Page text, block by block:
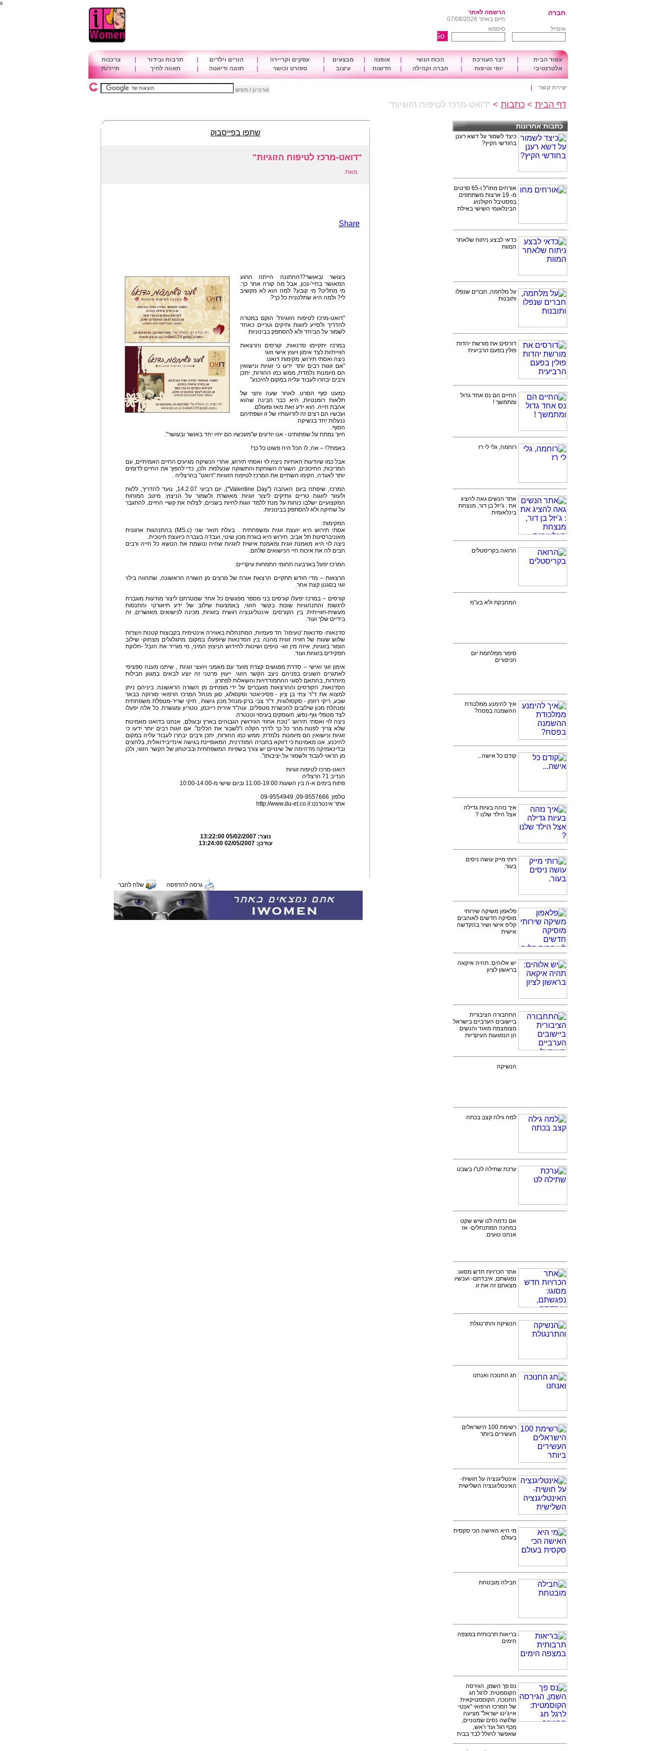
s
חברה
הרשמה לאתר
היום באתר 07/08/2026
אימייל
סיסמא
עמוד הבית דבר העורכת הכוח הנשי אופנה מבצעים עסקים וקריירה הורים וילדים תרבות ובידור
צרכנות
אלטרנטיבי
יופי וטיפוח חברה וקהילה חדשות עיצוב ספורט וכושר תזונה ודיאטה תאווה לחיך תיירות
יצירת קשר ארכיון / חפש
דף הבית > כתבות > "דואט-מרכז לטיפוח הזוגיות"
כתבות אחרונות
כיצד לשמור על דשא רענן
בחודשי הקיץ?
אורחים מחו"ל ו-65 סרטים
מ- 19 ארצות משתתפים
בפסטיבל הקולנוע
הבינלאומי השישי באילת
כדאי לבצע ניתוח שלאחר
המוות
על מלחמה, חברים שנפלו
ותובנות
דורסים את מורשת יהדות
פולין בפעם הרביעית
החיים הם נס אחד גדול
ומתמשך !
רוחמה, גלי לי רז
אתר הנשים גאה להציג
את : ג'יזל בן דור, מנצחת
בינלאומית
הרואה בקריסטלים
המחבקת ולא בע"מ
סיפור ממלחמת יום
הכיפורים
איך להימנע ממלכודת
ההשמנה בפסח?
קודם כל אישה...
איך נזהה בעיות גדילה
אצל הילד שלנו ?
רותי מייק עושה ניסים
בעור.
פלאפון משיקה שירותי
מוסיקה חדשים לאוהבים
קליפ אישי ושיר בהקדשה
אישית
יש אלוהים: תהיה איקאה
בראשון לציון
התחבורה הציבורית
ביישובים הערביים בישראל
מצומצמת מאוד והנשים
הן הנפגעות העיקריות
הנשיקה
למה גילה קצב בכתה
ערכת שתילה לט"ו בשבט
אם נדמה לנו שיש שקט
במחנה המתנחלים- אז
אנחנו טועים.
אתר הכרויות חדש מסוגו:
נפגשתם, איבדתם- ועכשיו
מצאתם זה את זו.
הנשיקה והתרנגולת
חג החנוכה ואנחנו
רשימת 100 הישראלים
העשירים ביותר
אינטליגנציה על חושית-
האינטליגנציה השלישית
מי היא האישה הכי סקסית
בעולם
חבילה מובטחת
בריאות תרבותית במצפה
הימים
נס פך השמן, הגירסה
הקוסמטית: לרגל חג
החנוכה, הקוסמטיקאית
של המרכז הרפואי "אנטי
אייג'ינג ישראל" מציעה
שלושה נסים שמנוניים,
מכף רגל ועד ראש,
שאפשר לחולל לבד בבית
שתפו בפייסבוק
"דואט-מרכז לטיפוח הזוגיות"
מאת:
Share
בעושר ובאושר?!'החתונה הייתה הרגע
המאושר בחיי'-נכון, אבל מה קורה אחר כך:
מי מחליט? מי קובע? למה הוא לא מקשיב
לי? ולמה היא שתלטנית כל כך?
"דואט-מרכז לטיפוח הזוגיות" הוקם במטרה
להדריך ולסייע לזוגות ותיקים וטריים כאחד
לשמור על הביחד ולא להסתפק בבינוניות
במרכז יתקיימו סדנאות, קורסים והרצאות
חווייתיות לצד אימון ויעוץ אישי וזוגי
ניצה ואסתי תירוש, מקימות דואט:
"אם זוגות רבים יותר ידעו כי זוגיות ונישואין
הם מיומנות נלמדת, ממש כמו ההורות, יתכן
ורבים יבחרו לעבוד עליה במקום להיכנע"
כמעט סוף הסרט. לאחר שעה וחצי של
תלאות רומנטיות, היא כבר הבינה שהוא
אהבת חייה. הוא ידע זאת מאז ומעולם.
ועכשיו הם רצים זה לזרועותיו של זו ושפתיהם
ננעלות יחד בנשיקה.
הסוף.
חיוך נמתח על שפתותינו - אנו יודעים ש"מעכשיו הם יחיו יחד באושר ובעושר".
באמת?! – אח, לו הכל היה פשוט כל כך!
אבל כמו שיודעות האחיות ניצה לוי ואסתי תירוש, אחרי הנשיקה מגיעים החיים האמיתיים, עם
המריבות, החיכוכים, השגרה השוחקת והתשוקה שנעלמת. ולכן, כדי להפוך את החיים לדומים
יותר לאגדה, הקימו השתיים את המרכז לטיפוח הזוגיות "דואט" בהרצליה .
המרכז, שיפתח ביום האהבה ("Valentine Day"), יום רביעי 14.2.07, נועד להדריך, ללוות
ולעזור לזוגות טריים וותיקים ליצור זוגיות מאושרת ולשמור על הניצוץ. מיטב המוחות
המקצועיים ישלבו כוחות על מנת ללמד זוגות לחיות בשניים, לצלוח את קשיי החיים, להתגבר
על שחיקה ולא להסתפק בבינוניות.
המקימות:
אסתי תירוש היא יועצת זוגית ומשפחתית . בעלת תואר שני (MS.c) בהתנהגות ארגונית
מאוניברסיטת תל אביב. תירוש היא בוגרת מכון שינוי, ועבדה בעברה כיועצת חינוכית.
ניצה לוי היא מאמנת זוגית ומאמנת אישית לזוגיות שחיה ונושמת את הנושא כל חייה ורבים
חבים לה את איכות חיי הנישואים שלהם.
המרכז יפעל בארבעה תחומי התמחות עיקריים:
הרצאות – מדי חודש תתקיים הרצאת אורח של מרצים מן השורה הראשונה, שתהווה בילוי
זוגי בסגנון קצת אחר.
קורסים – במרכז יפעלו קורסים בני מספר מפגשים כל אחד שמטרתם ליצור מודעות מוגברת
לרגשות והתנהגויות שונות בקשר הזוגי, באמצעות שילוב של ידע תיאורטי והתנסות
מעשית-חווייתית. בין הקורסים: אינטליגנציה רגשית בזוגיות, מכינה לנישואים מאושרים, זה
בידיים שלך ועוד.
סדנאות- סדנאות 'טעימה' חד פעמיות, המתנהלות באווירה אינטימית בקבוצות קטנות ויוצרות
שלוש שעות של חוויה זוגית מהנה. בין הסדנאות שיופעלו במקום: מתגלגלים מצחוק- שילוב
הומור בזוגיות, איזה מין זוג- טיפים ושיטות לחידוש הניצוץ המיני, מי מוריד את הזבל -חלוקת
תפקידים בזוגיות ועוד.
אימון זוגי ואישי – סדרת מפגשים קצרת מועד עם מאמני ויועצי זוגיות , שיתנו מענה ספציפי
לאתגרים השונים בפניהם ניצב הקשר הזוגי. ייעוץ פרטני זה יוצע לבאים במגוון חבילות
מיוחדות, בהתאם לסוגי ההתמודדויות והשאלות לפתרון.
הסדנאות, הקורסים וההרצאות מועברים על ידי מומחים מן השורה הראשונה. ביניהם ניתן
למצוא את ד''ר צחי בן ציון - פסיכיאטר וסקסולוג, סגן מנהל המרכז הרפואי סורוקה בבאר
שבע, ריקי רוזמן - סקסולוגית, ד''ר צבי ברק-מנהל מכון גישות , תיקי שריר-מטפלת משפחתית
ומנהלת מכון שילובים להכשרת מטפלים, עוה"ד אירית רייכמן, נוטריון ומגשרת. כל אלה יפעלו
לצד מטפלי גוף-נפש, העוסקים בעיסוי וטנטרה.
ניצה לוי ואסתי תירוש: "נוכח אחוזי הגירושין הגבוהים בארץ ובעולם, אנחנו בדואט מאמינות
שלא צריך לפנות מהר כל כך לדרך הקלה ו"לשבור את הכלים". אם זוגות רבים יותר ידעו כי
זוגיות ונישואין הם מיומנות נלמדת, ממש כמו ההורות, יתכן ורבים יבחרו לעבוד עליה במקום
להיכנע. אנו מאמינות כי דווקא בחברה המודרנית, המאופיינת בגישה אינדיבידואלית, בלחצים
ובדינאמיקה מדהימה של שינויים יש צורך בשפיות המשפחתית ובביטחון של הקשר הזוגי, ולכן
מן הראוי לעבוד ולשמור על יציבותו".
דואט-מרכז לטיפוח זוגיות
הנדיב 71 הרצליה
פתוח בימים א-ה בין השעות 11:00-19:00 וביום שישי מ-10:00-14:00
טלפון: 09-9557666, 09-9554949
אתר אינטרנט:http://www.du-et.co.il
נוצר:05/02/2007 13:22:00
עודכן:02/05/2007 13:24:00
גרסה להדפסה שלח לחבר